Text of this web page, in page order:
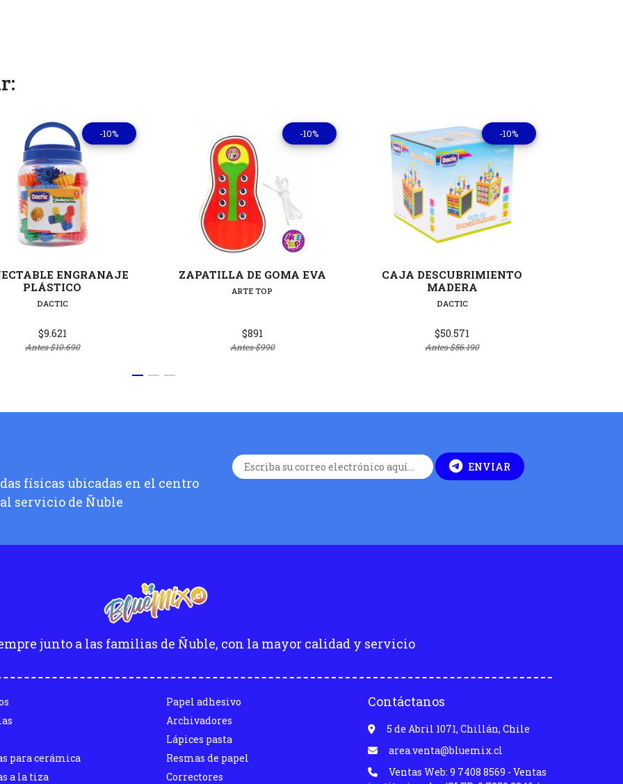
-10%
ENGRANAJE
PLÁSTICO
DACTIC
Ver detalles
$9.621
Antes$10.690
-10%
ZAPATILLA DE GOMA EVA
ARTE TOP
Ver detalles
$891
Antes$990
-10%
CAJA DESCUBRIMIENTO
MADERA
DACTIC
Ver detalles
$50.571
Antes$56.190
físicas ubicadas en el centro
servicio de Ñuble
ENVIAR
junto a las familias de Ñuble, con la mayor calidad y servicio
para cerámica
a la tiza
Papel adhesivo
Archivadores
Lápices pasta
Resmas de papel
Correctores
Contáctanos
5 de Abril 1071, Chillán, Chile
area.venta@bluemix.cl
Ventas Web: 9 7408 8569 - Ventas